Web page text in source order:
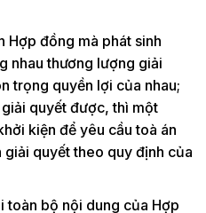
Hợp đồng mà phát sinh
nhau thương lượng giải
trọng quyền lợi của nhau;
quyết được, thì một
kiện để yêu cầu toà án
giải quyết theo quy định của
toàn bộ nội dung của Hợp